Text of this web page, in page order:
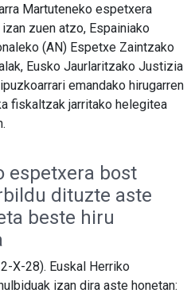
Martuteneko espetxera
zuen atzo, Espainiako
(AN) Espetxe Zaintzako
Eusko Jaurlaritzako Justizia
emandako hirugarren
fiskaltzak jarritako helegitea
espetxera bost
dituzte aste
beste hiru
X-28). Euskal Herriko
izan dira aste honetan: